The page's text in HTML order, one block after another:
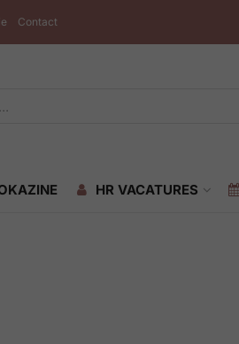
Contact
HR VACATURES